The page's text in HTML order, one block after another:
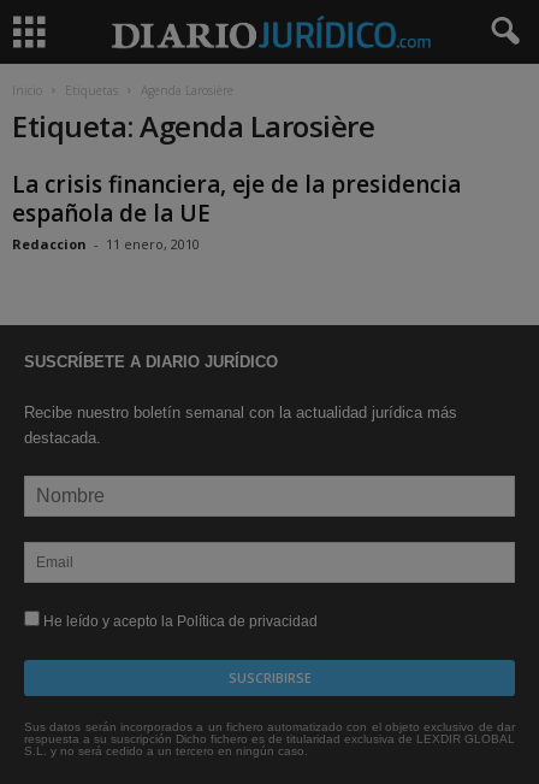
Inicio Etiquetas Agenda Larosière
Etiqueta: Agenda Larosière
La crisis financiera, eje de la presidencia
española de la UE
Redaccion - 11 enero, 2010
SUSCRÍBETE A DIARIO JURÍDICO
Recibe nuestro boletín semanal con la actualidad jurídica más
destacada.
He leído y acepto la Política de privacidad
Sus datos serán incorporados a un fichero automatizado con el objeto exclusivo de dar
respuesta a su suscripción Dicho fichero es de titularidad exclusiva de LEXDIR GLOBAL
S.L. y no será cedido a un tercero en ningún caso.